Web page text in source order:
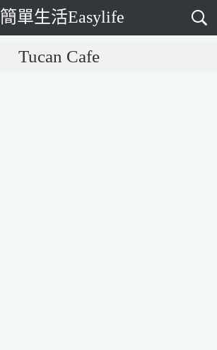
簡單生活Easylife
Tucan Cafe